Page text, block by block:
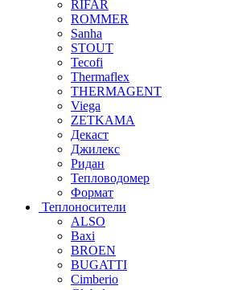
RIFAR
ROMMER
Sanha
STOUT
Tecofi
Thermaflex
THERMAGENT
Viega
ZETKAMA
Декаст
Джилекс
Ридан
Тепловодомер
Формат
Теплоносители
ALSO
Baxi
BROEN
BUGATTI
Cimberio